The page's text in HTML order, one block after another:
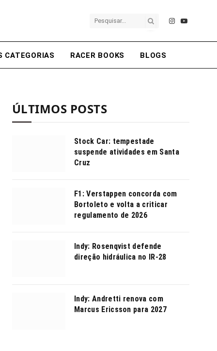
Instagram
YouTube
CATEGORIAS RACER BOOKS BLOGS
ÚLTIMOS POSTS
Stock Car: tempestade
suspende atividades em Santa
Cruz
F1: Verstappen concorda com
Bortoleto e volta a criticar
regulamento de 2026
Indy: Rosenqvist defende
direção hidráulica no IR-28
Indy: Andretti renova com
Marcus Ericsson para 2027